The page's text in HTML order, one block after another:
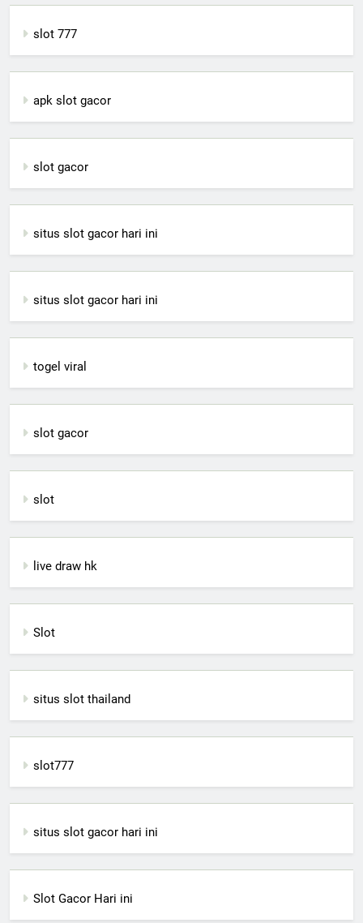
slot 777
apk slot gacor
slot gacor
situs slot gacor hari ini
situs slot gacor hari ini
togel viral
slot gacor
slot
live draw hk
Slot
situs slot thailand
slot777
situs slot gacor hari ini
Slot Gacor Hari ini